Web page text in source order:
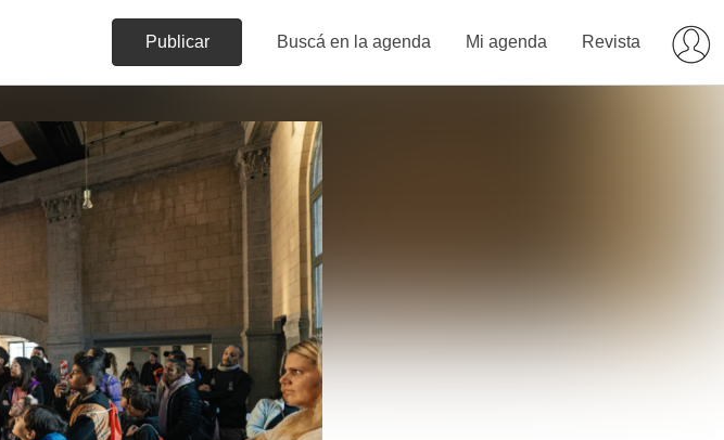
Publicar Buscá en la agenda Mi agenda Revista